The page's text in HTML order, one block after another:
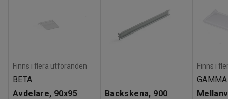
Finns i flera utföranden
BETA
Avdelare, 90x95
Backskena, 900
Finns i
GAMMA